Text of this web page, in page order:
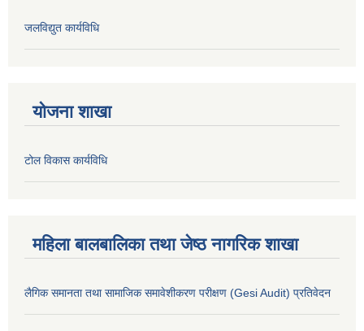
जलविद्युत कार्यविधि
योजना शाखा
टोल विकास कार्यविधि
महिला बालबालिका तथा जेष्ठ नागरिक शाखा
लैगिक समानता तथा सामाजिक समावेशीकरण परीक्षण (Gesi Audit) प्रतिवेदन